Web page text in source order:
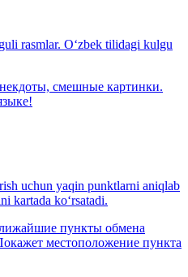
rasmlar. O‘zbek tilidagi kulgu
смешные картинки.
uchun yaqin punktlarni aniqlab
kartada ko‘rsatadi.
пункты обмена
местоположение пункта